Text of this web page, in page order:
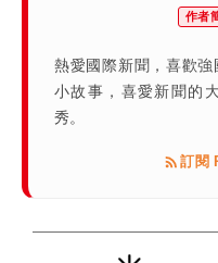
作者
熱愛國際新聞，喜歡
小故事，喜愛新聞的
秀。
訂閱